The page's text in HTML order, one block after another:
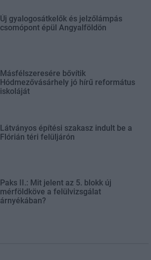
Új gyalogosátkelők és jelzőlámpás
csomópont épül Angyalföldön
Másfélszeresére bővítik
Hódmezővásárhely jó hírű református
iskoláját
Látványos építési szakasz indult be a
Flórián téri felüljárón
Paks II.: Mit jelent az 5. blokk új
mérföldköve a felülvizsgálat
árnyékában?